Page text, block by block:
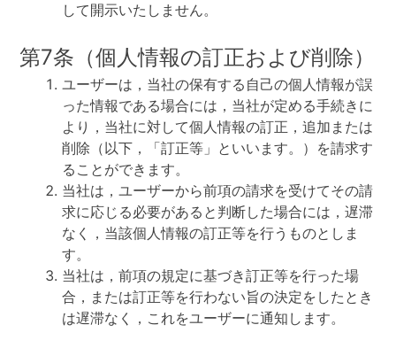
して開示いたしません。
第7条（個人情報の訂正および削除）
ユーザーは，当社の保有する自己の個人情報が誤
った情報である場合には，当社が定める手続きに
より，当社に対して個人情報の訂正，追加または
削除（以下，「訂正等」といいます。）を請求す
ることができます。
当社は，ユーザーから前項の請求を受けてその請
求に応じる必要があると判断した場合には，遅滞
なく，当該個人情報の訂正等を行うものとしま
す。
当社は，前項の規定に基づき訂正等を行った場
合，または訂正等を行わない旨の決定をしたとき
は遅滞なく，これをユーザーに通知します。